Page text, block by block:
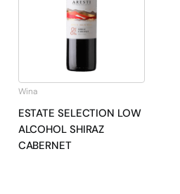
Wina
ESTATE SELECTION LOW
ALCOHOL SHIRAZ
CABERNET